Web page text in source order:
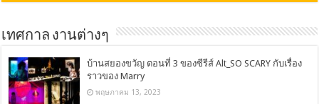
เทศกาล งานต่างๆ
บ้านสยองขวัญ ตอนที่ 3 ของซีรีส์ Alt_SO SCARY กับเรื่อง
ราวของ Marry
พฤษภาคม 13, 2023